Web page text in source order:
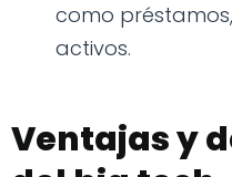
como
activos.
Ventajas y